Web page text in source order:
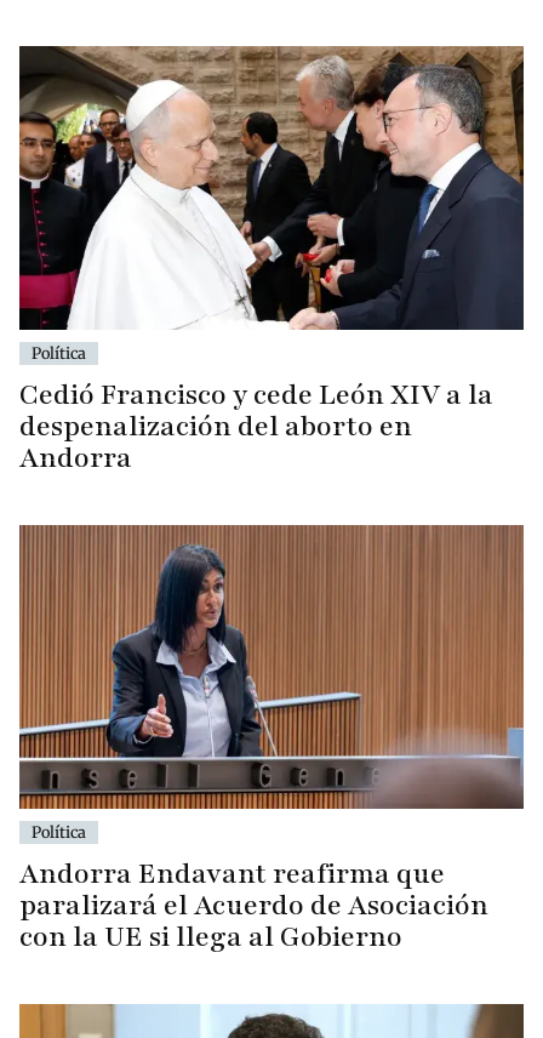
Política
Cedió Francisco y cede León XIV a la
despenalización del aborto en
Andorra
Política
Andorra Endavant reafirma que
paralizará el Acuerdo de Asociación
con la UE si llega al Gobierno